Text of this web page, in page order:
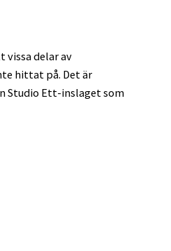
vissa delar av
hittat på. Det är
Studio Ett-inslaget som